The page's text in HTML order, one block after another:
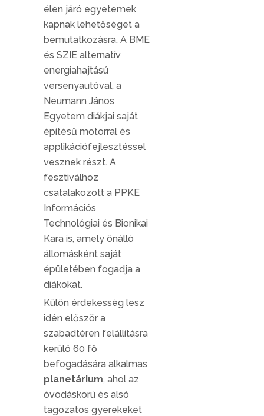
élen járó egyetemek
kapnak lehetőséget a
bemutatkozásra. A BME
és SZIE alternatív
energiahajtású
versenyautóval, a
Neumann János
Egyetem diákjai saját
építésű motorral és
applikációfejlesztéssel
vesznek részt. A
fesztiválhoz
csatalakozott a PPKE
Információs
Technológiai és Bionikai
Kara is, amely önálló
állomásként saját
épületében fogadja a
diákokat.
Külön érdekesség lesz
idén először a
szabadtéren felállításra
kerülő 60 fő
befogadására alkalmas
planetárium, ahol az
óvodáskorú és alsó
tagozatos gyerekeket